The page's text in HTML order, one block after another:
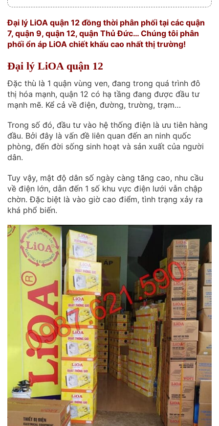
Đại lý LiOA quận 12 đồng thời phân phối tại các quận
7, quận 9, quận 12, quận Thủ Đức… Chúng tôi phân
phối ổn áp LiOA chiết khấu cao nhất thị trường!
Đại lý LiOA quận 12
Đặc thù là 1 quận vùng ven, đang trong quá trình đô
thị hóa mạnh, quận 12 có hạ tầng đang được đầu tư
mạnh mẽ. Kể cả về điện, đường, trường, trạm…
Trong số đó, đầu tư vào hệ thống điện là ưu tiên hàng
đầu. Bởi đây là vấn đề liên quan đến an ninh quốc
phòng, đến đời sống sinh hoạt và sản xuất của người
dân.
Tuy vậy, mật độ dân số ngày càng tăng cao, nhu cầu
về điện lớn, dẫn đến 1 số khu vực điện lưới vẫn chập
chờn. Đặc biệt là vào giờ cao điểm, tình trạng xảy ra
khá phổ biến.